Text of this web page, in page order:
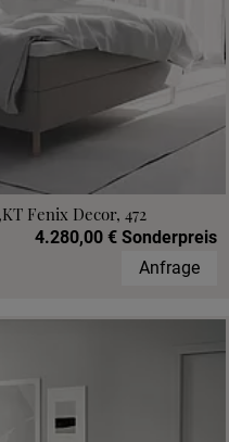
Fenix Decor, 472
4.280,00 € Sonderpreis
Anfrage